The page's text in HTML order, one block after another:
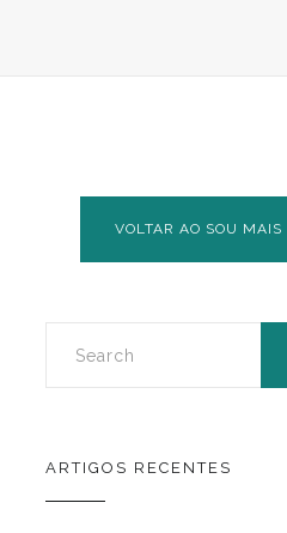
VOLTAR AO SOU MAIS
ARTIGOS RECENTES